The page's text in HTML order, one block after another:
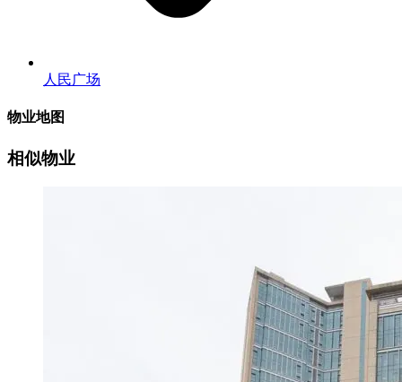
人民广场
物业地图
相似物业